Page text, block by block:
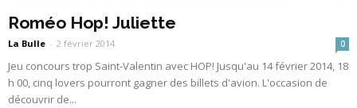
Roméo Hop! Juliette
La Bulle - 2 février 2014 0
Jeu concours trop Saint-Valentin avec HOP! Jusqu'au 14 février 2014, 18
h 00, cinq lovers pourront gagner des billets d'avion. L'occasion de
découvrir de...